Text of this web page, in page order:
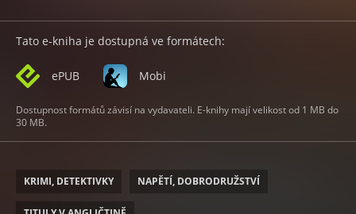
Tato e-kniha je dostupná ve formátech:
ePUB Mobi
Dostupnost formátů závisí na vydavateli. E-knihy mají velikost od 1 MB do
30 MB.
KRIMI, DETEKTIVKY NAPĚTÍ, DOBRODRUŽSTVÍ